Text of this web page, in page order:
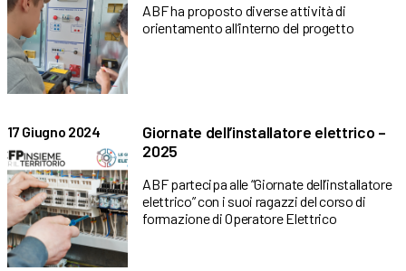
ABF ha proposto diverse attività di
orientamento all’interno del progetto
17 Giugno 2024
Giornate dell’installatore elettrico –
2025
ABF partecipa alle “Giornate dell’installatore
elettrico” con i suoi ragazzi del corso di
formazione di Operatore Elettrico